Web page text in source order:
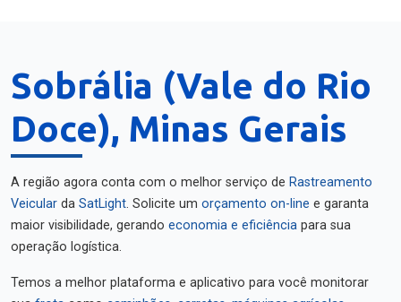
Sobrália (Vale do Rio
Doce), Minas Gerais
A região agora conta com o melhor serviço de Rastreamento
Veicular da SatLight. Solicite um orçamento on-line e garanta
maior visibilidade, gerando economia e eficiência para sua
operação logística.
Temos a melhor plataforma e aplicativo para você monitorar